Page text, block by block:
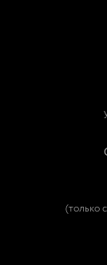
(только